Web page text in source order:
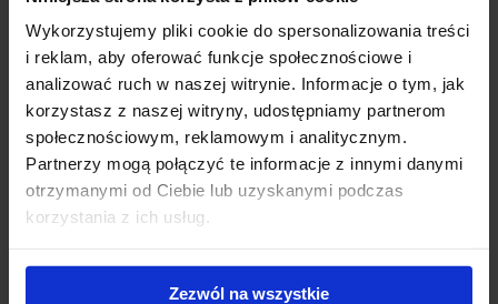
Wykorzystujemy pliki cookie do spersonalizowania treści
i reklam, aby oferować funkcje społecznościowe i
analizować ruch w naszej witrynie. Informacje o tym, jak
korzystasz z naszej witryny, udostępniamy partnerom
społecznościowym, reklamowym i analitycznym.
Partnerzy mogą połączyć te informacje z innymi danymi
otrzymanymi od Ciebie lub uzyskanymi podczas
korzystania z ich usług.
Zezwól na wszystkie
Previous Next
Other cities
Bialystok
Bielsko-Biala